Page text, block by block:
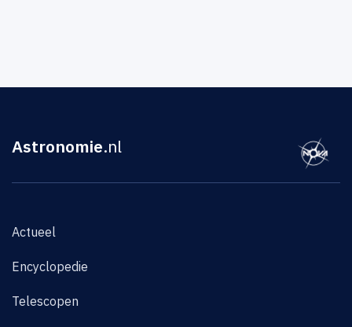
Astronomie.nl
Actueel
Encyclopedie
Telescopen